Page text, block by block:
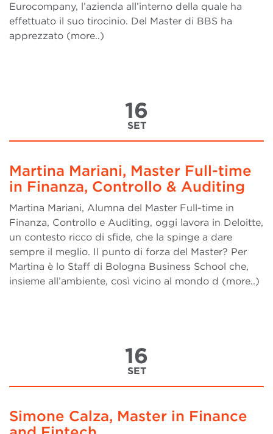
Eurocompany, l’azienda all’interno della quale ha
effettuato il suo tirocinio. Del Master di BBS ha
apprezzato (more..)
16
SET
Martina Mariani, Master Full-time
in Finanza, Controllo & Auditing
Martina Mariani, Alumna del Master Full-time in
Finanza, Controllo e Auditing, oggi lavora in Deloitte,
un contesto ricco di sfide, che la spinge a dare
sempre il meglio. Il punto di forza del Master? Per
Martina è lo Staff di Bologna Business School che,
insieme all’ambiente, così vicino al mondo d (more..)
16
SET
Simone Calza, Master in Finance